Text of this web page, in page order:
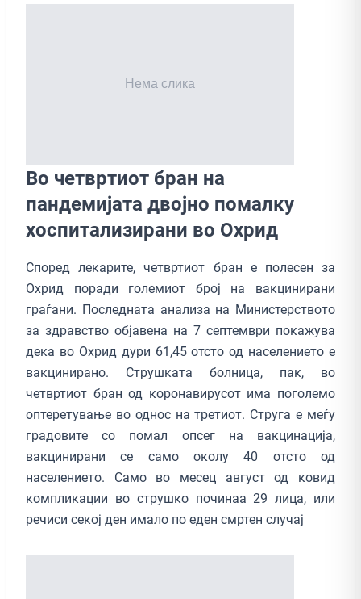
Во четвртиот бран на
пандемијата двојно помалку
хоспитализирани во Охрид
Според лекарите, четвртиот бран е полесен за
Охрид поради големиот број на вакцинирани
граѓани. Последната анализа на Министерството
за здравство објавена на 7 септември покажува
дека во Охрид дури 61,45 отсто од населението е
вакцинирано. Струшката болница, пак, во
четвртиот бран од коронавирусот има поголемо
оптеретување во однос на третиот. Струга е меѓу
градовите со помал опсег на вакцинација,
вакцинирани се само околу 40 отсто од
населението. Само во месец август од ковид
компликации во струшко починаа 29 лица, или
речиси секој ден имало по еден смртен случај